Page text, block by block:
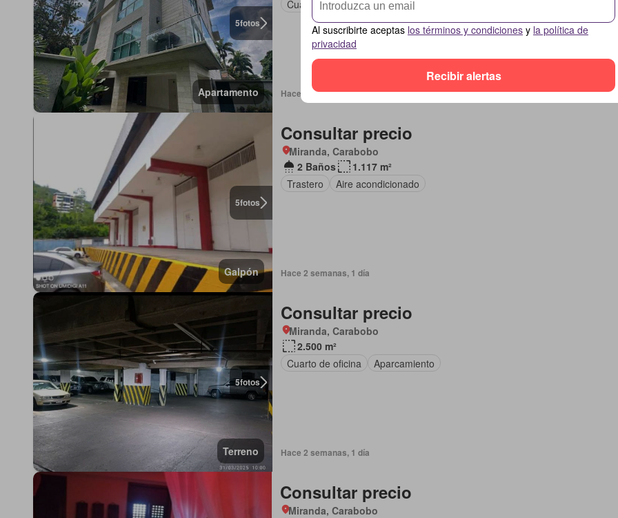
5fotos
Apartamento
Cuarto de servicio
Aparcamiento
Hace 2 semanas, 1 día
5fotos
Galpón
Consultar precio
Miranda, Carabobo
2 Baños
1.117 m²
Trastero
Aire acondicionado
Hace 2 semanas, 1 día
5fotos
Terreno
Consultar precio
Miranda, Carabobo
2.500 m²
Cuarto de oficina
Aparcamiento
Hace 2 semanas, 1 día
Consultar precio
Miranda, Carabobo
Al suscribirte aceptas los términos y condiciones y la política de
privacidad
Recibir alertas